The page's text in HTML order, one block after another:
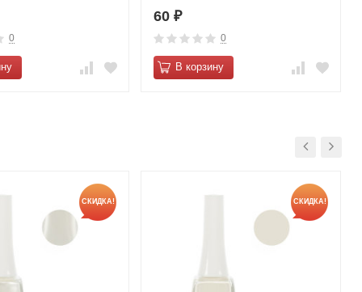
0
60 ₽
0
В корзину
СКИДКА! СКИДКА!